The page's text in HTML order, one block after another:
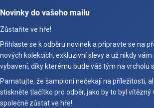
Novinky do vašeho mailu
Zůstaňte ve hře!
Přihlaste se k odběru novinek a připravte se na
nových kolekcích, exkluzivní slevy a už nikdy
vybavení, díky kterému bude váš tým na vrcholu
Pamatujte, že šampioni nečekají na příležitosti,
stiskněte tlačítko pro odběr, jako by to byl vítězný
společně zůstat ve hře!